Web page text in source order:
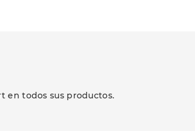
en todos sus productos.